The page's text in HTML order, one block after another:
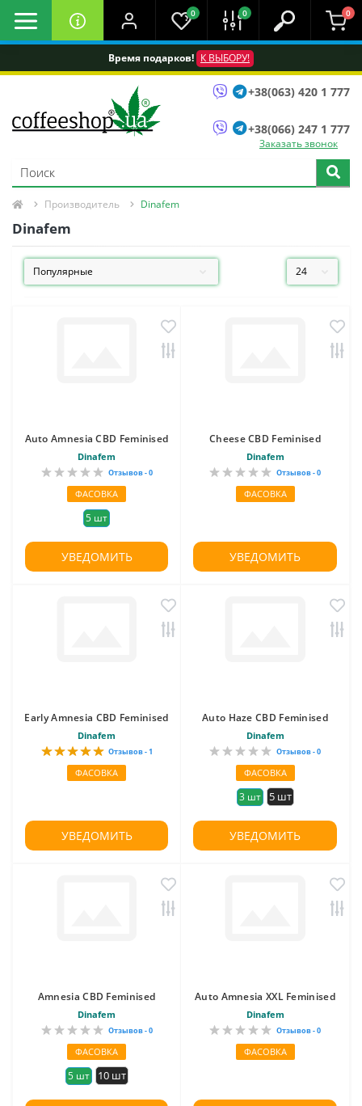
Время подарков! К ВЫБОРУ!
0 0 0
+38(063) 420 1 777
+38(066) 247 1 777
Заказать звонок
Производитель Dinafem
Dinafem
Auto Amnesia CBD Feminised
Dinafem
Отзывов - 0
ФАСОВКА
5 шт
УВЕДОМИТЬ
Cheese CBD Feminised
Dinafem
Отзывов - 0
ФАСОВКА
УВЕДОМИТЬ
Early Amnesia CBD Feminised
Dinafem
Отзывов - 1
ФАСОВКА
УВЕДОМИТЬ
Auto Haze CBD Feminised
Dinafem
Отзывов - 0
ФАСОВКА
3 шт 5 шт
УВЕДОМИТЬ
Amnesia CBD Feminised
Dinafem
Отзывов - 0
ФАСОВКА
5 шт 10 шт
Auto Amnesia XXL Feminised
Dinafem
Отзывов - 0
ФАСОВКА